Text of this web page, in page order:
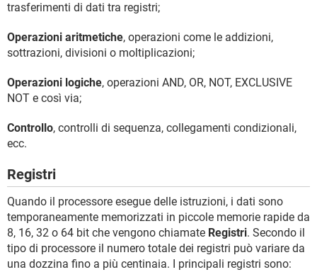
trasferimenti di dati tra registri;
Operazioni aritmetiche, operazioni come le addizioni,
sottrazioni, divisioni o moltiplicazioni;
Operazioni logiche, operazioni AND, OR, NOT, EXCLUSIVE
NOT e così via;
Controllo, controlli di sequenza, collegamenti condizionali,
ecc.
Registri
Quando il processore esegue delle istruzioni, i dati sono
temporaneamente memorizzati in piccole memorie rapide da
8, 16, 32 o 64 bit che vengono chiamate Registri. Secondo il
tipo di processore il numero totale dei registri può variare da
una dozzina fino a più centinaia. I principali registri sono: